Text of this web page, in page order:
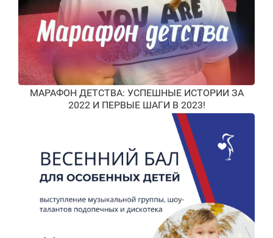
МАРАФОН ДЕТСТВА: УСПЕШНЫЕ ИСТОРИИ ЗА
2022 И ПЕРВЫЕ ШАГИ В 2023!